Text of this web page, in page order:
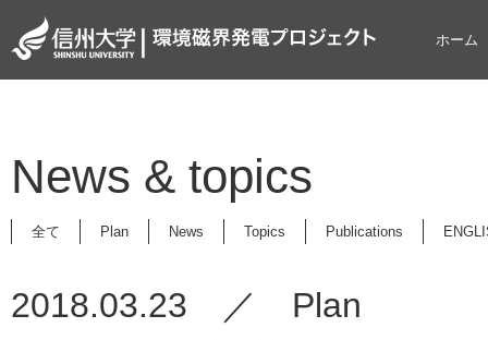
ホーム
News & topics
全て Plan News Topics Publications
2018.03.23 ／ Plan